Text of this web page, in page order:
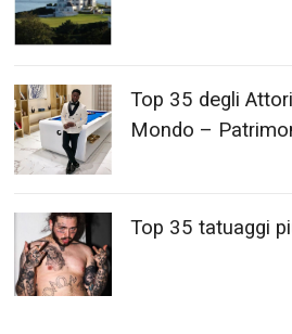
Top 35 degli
Mondo –
Top 35 tatuaggi